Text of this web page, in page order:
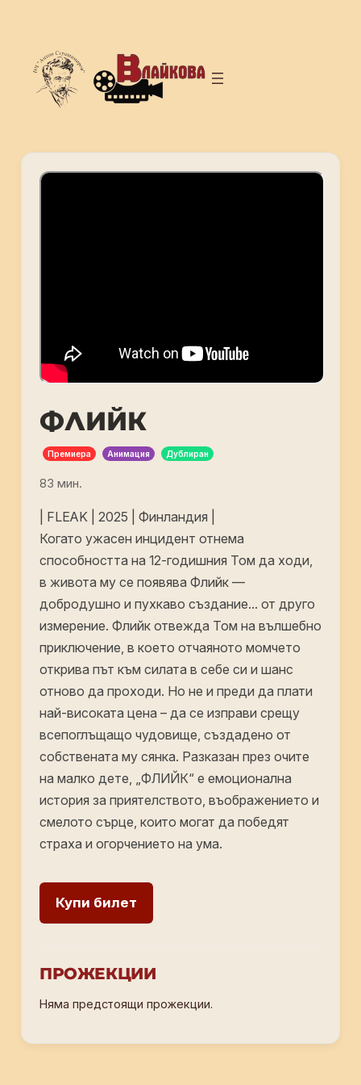
ФЛИЙК
Премиера Анимация Дублиран
83 мин.
| FLEAK | 2025 | Финландия |
Когато ужасен инцидент отнема
способността на 12-годишния Том да ходи,
в живота му се появява Флийк —
добродушно и пухкаво създание… от друго
измерение. Флийк отвежда Том на вълшебно
приключение, в което отчаяното момчето
открива път към силата в себе си и шанс
отново да проходи. Но не и преди да плати
най-високата цена – да се изправи срещу
всепоглъщащо чудовище, създадено от
собствената му сянка. Разказан през очите
на малко дете, „ФЛИЙК“ е емоционална
история за приятелството, въображението и
смелото сърце, които могат да победят
страха и огорчението на ума.
Купи билет
ПРОЖЕКЦИИ
Няма предстоящи прожекции.